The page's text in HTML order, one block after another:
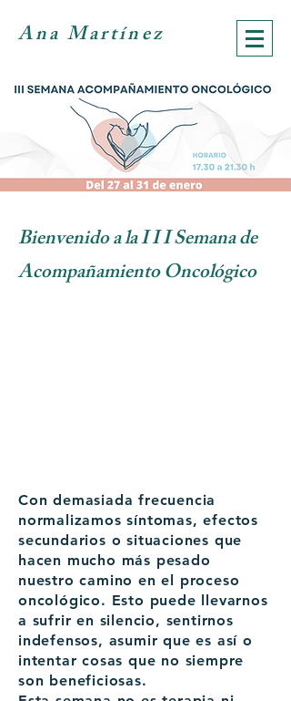
Ana Martínez
Bienvenido a la I I I Semana de
Acompañamiento Oncológico
Con demasiada frecuencia
normalizamos síntomas, efectos
secundarios o situaciones que
hacen mucho más pesado
nuestro camino en el proceso
oncológico. Esto puede llevarnos
a sufrir en silencio, sentirnos
indefensos, asumir que es así o
intentar cosas que no siempre
son beneficiosas.